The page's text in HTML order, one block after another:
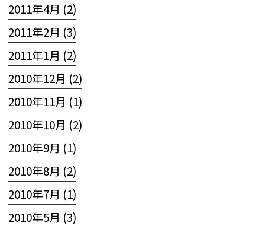
2011年4月 (2)
2011年2月 (3)
2011年1月 (2)
2010年12月 (2)
2010年11月 (1)
2010年10月 (2)
2010年9月 (1)
2010年8月 (2)
2010年7月 (1)
2010年5月 (3)